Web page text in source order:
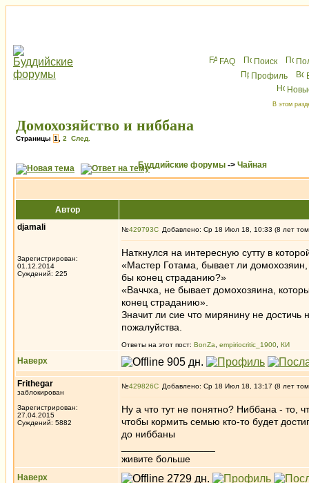
FAQ Поиск
Профиль
В этом
Домохозяйство и ниббана
Страницы 1 2 След.
Буддийские форумы -> Чайная
Автор
djamali
Зарегистрирован:
01.12.2014
Суждений: 225
№429793 Добавлено: Ср 18 Июл 18, 10:33 (8 лет
Наткнулся на интересную сутту в
«Мастер Готама, бывает ли
бы конец страданию?»
«Ваччха, не бывает домохозяина,
конец страданию».
Значит ли сие что мирянину не достичь
пожалуйства.
Ответы на этот пост: BonZa empiriocritic_1900 КИ
Наверх
Frithegar
заблокирован
Зарегистрирован:
27.04.2015
Суждений: 5882
№429826 Добавлено: Ср 18 Июл 18, 13:17 (8 лет
Ну а что тут не понятно? Ниббана - то,
чтобы кормить семью кто-то будет
до ниббаны
живите больше
Наверх